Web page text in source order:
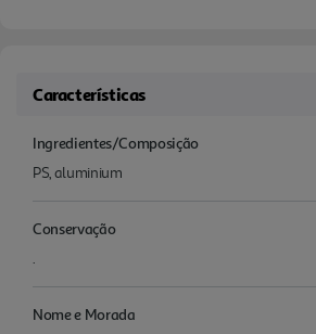
Características
Ingredientes/Composição
PS, aluminium
Conservação
.
Nome e Morada